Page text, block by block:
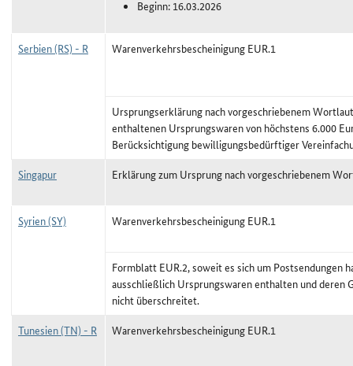
Beginn: 16.03.2026
Serbien (RS) - R Warenverkehrsbescheinigung EUR.1
Ursprungserklärung nach vorgeschriebenem
enthaltenen Ursprungswaren von höchstens 6.000
Berücksichtigung bewilligungsbedürftiger
Singapur
Erklärung zum Ursprung nach vorgeschriebenem
Syrien (SY) Warenverkehrsbescheinigung EUR.1
Formblatt EUR.2, soweit es sich um Postsendungen
ausschließlich Ursprungswaren enthalten und deren
nicht überschreitet.
Tunesien (TN) - R
Warenverkehrsbescheinigung EUR.1